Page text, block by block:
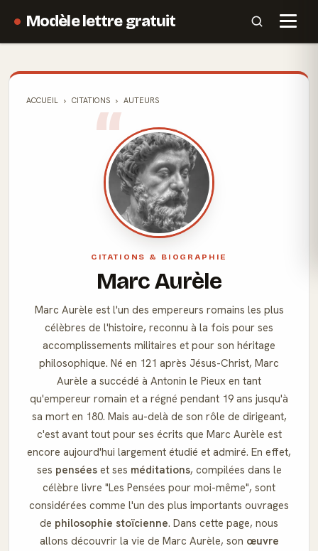
Modèle lettre gratuit
ACCUEIL CITATIONS AUTEURS
CITATIONS & BIOGRAPHIE
Marc Aurèle
Marc Aurèle est l'un des empereurs romains les plus
célèbres de l'histoire, reconnu à la fois pour ses
accomplissements militaires et pour son héritage
philosophique. Né en 121 après Jésus-Christ, Marc
Aurèle a succédé à Antonin le Pieux en tant
qu'empereur romain et a régné pendant 19 ans jusqu'à
sa mort en 180. Mais au-delà de son rôle de dirigeant,
c'est avant tout pour ses écrits que Marc Aurèle est
encore aujourd'hui largement étudié et admiré. En effet,
ses penséeset ses méditations, compilées dans le
célèbre livre "Les Pensées pour moi-même", sont
considérées comme l'un des plus importants ouvrages
de philosophie stoïcienne. Dans cette page, nous
allons découvrir la vie de Marc Aurèle, son œuvre